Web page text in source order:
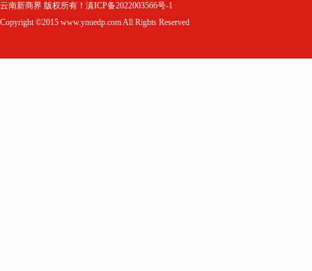
云南新商界 版权所有！滇ICP备2022003566号-1
Copyright ©2015 www.ynuedp.com All Rights Reserved